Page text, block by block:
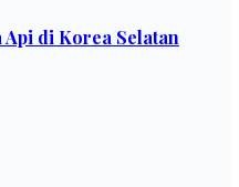
di Korea Selatan